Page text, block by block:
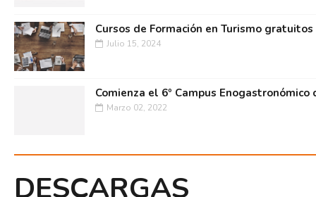
Cursos de Formación en Turismo gratuitos
Julio 15, 2024
Comienza el 6º Campus Enogastronómico
Marzo 02, 2022
DESCARGAS